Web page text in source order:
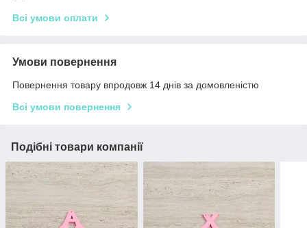
Всі умови оплати
Умови повернення
Повернення товару впродовж 14 днів за домовленістю
Всі умови повернення
Подібні товари компанії